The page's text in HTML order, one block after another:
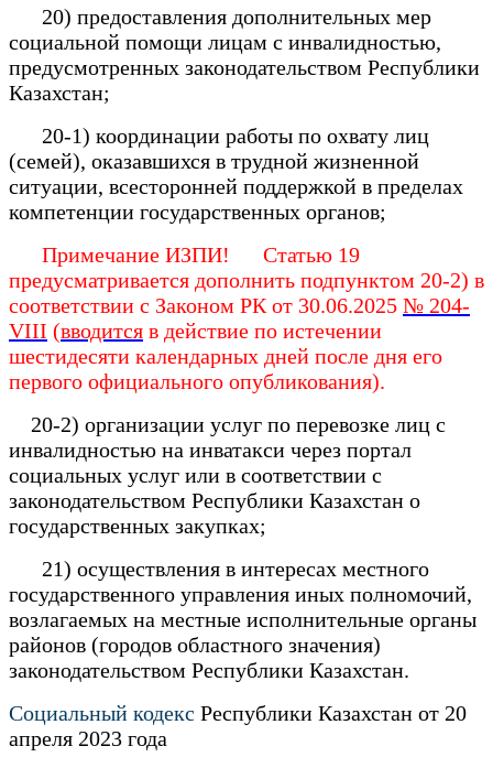
20) предоставления дополнительных мер
социальной помощи лицам с инвалидностью,
предусмотренных законодательством Республики
Казахстан;
20-1) координации работы по охвату лиц
(семей), оказавшихся в трудной жизненной
ситуации, всесторонней поддержкой в пределах
компетенции государственных органов;
Примечание ИЗПИ! Статью 19
предусматривается дополнить подпунктом 20-2) в
соответствии с Законом РК от 30.06.2025 № 204-
VIII (вводится в действие по истечении
шестидесяти календарных дней после дня его
первого официального опубликования).
20-2) организации услуг по перевозке лиц с
инвалидностью на инватакси через портал
социальных услуг или в соответствии с
законодательством Республики Казахстан о
государственных закупках;
21) осуществления в интересах местного
государственного управления иных полномочий,
возлагаемых на местные исполнительные органы
районов (городов областного значения)
законодательством Республики Казахстан.
Социальный кодекс Республики Казахстан от 20
апреля 2023 года